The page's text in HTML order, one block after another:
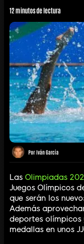
12 minutos de lectura
Por Iván García
Las Olimpiadas
Juegos Olímpicos
que serán los
Además
deportes olímpicos
medallas en unos